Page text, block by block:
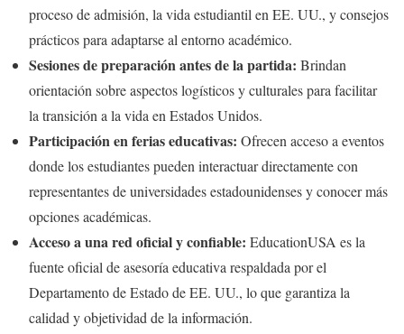
proceso de admisión, la vida estudiantil en EE. UU., y consejos
prácticos para adaptarse al entorno académico.
Sesiones de preparación antes de la partida: Brindan
orientación sobre aspectos logísticos y culturales para facilitar
la transición a la vida en Estados Unidos.
Participación en ferias educativas: Ofrecen acceso a eventos
donde los estudiantes pueden interactuar directamente con
representantes de universidades estadounidenses y conocer más
opciones académicas.
Acceso a una red oficial y confiable: EducationUSA es la
fuente oficial de asesoría educativa respaldada por el
Departamento de Estado de EE. UU., lo que garantiza la
calidad y objetividad de la información.